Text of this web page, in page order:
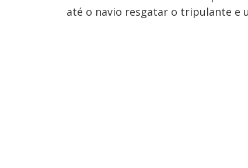
até o navio resgatar o tripulante e